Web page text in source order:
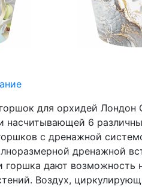
для орхидей
насчитывающей 6
с дренажной
дренажной
горшка дают возможность
Воздух,